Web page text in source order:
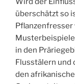
überschätzt so
in den
Flusstälern und
den